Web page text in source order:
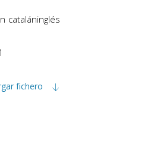
cataláninglés
fichero